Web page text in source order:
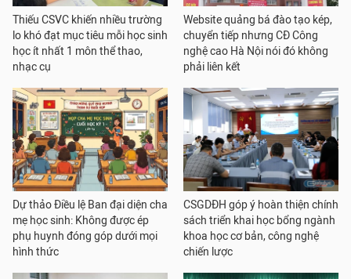
Thiếu CSVC khiến nhiều trường
lo khó đạt mục tiêu mỗi học sinh
học ít nhất 1 môn thể thao,
nhạc cụ
Website quảng bá đào tạo kép,
chuyển tiếp nhưng CĐ Công
nghệ cao Hà Nội nói đó không
phải liên kết
Dự thảo Điều lệ Ban đại diện cha
mẹ học sinh: Không được ép
phụ huynh đóng góp dưới mọi
hình thức
CSGDĐH góp ý hoàn thiện chính
sách triển khai học bổng ngành
khoa học cơ bản, công nghệ
chiến lược